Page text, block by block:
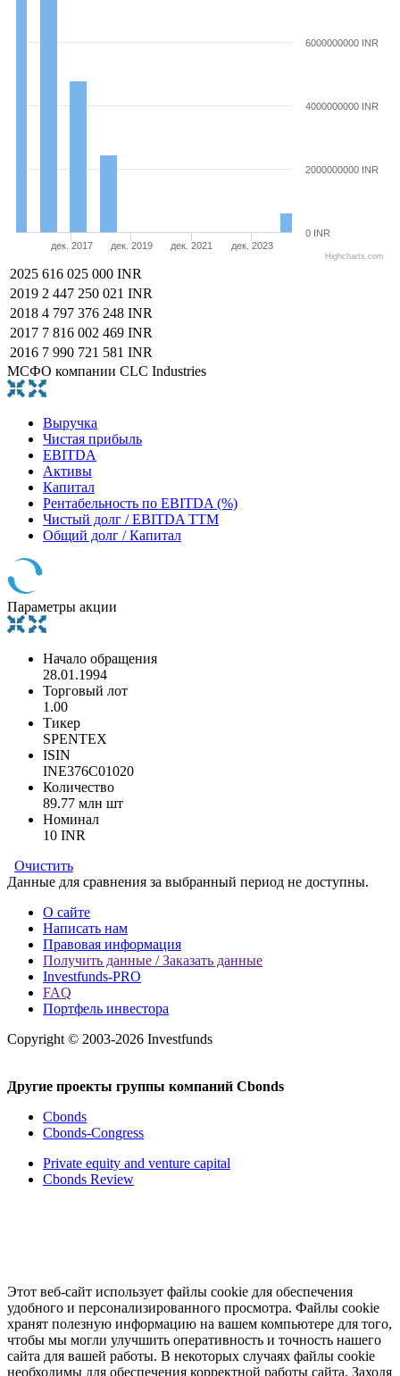
дек. 2017 дек. 2019 дек. 2021 дек. 2023
0 INR
2000000000 INR
4000000000 INR
6000000000 INR
Highcharts.com
2025 616 025 000 INR
2019 2 447 250 021 INR
2018 4 797 376 248 INR
2017 7 816 002 469 INR
2016 7 990 721 581 INR
МСФО компании CLC Industries
Выручка
Чистая прибыль
EBITDA
Активы
Капитал
Рентабельность по EBITDA (%)
Чистый долг / EBITDA TTM
Общий долг / Капитал
Параметры акции
Начало обращения
28.01.1994
Торговый лот
1.00
Тикер
SPENTEX
ISIN
INE376C01020
Количество
89.77 млн шт
Номинал
10 INR
Очистить
Данные для сравнения за выбранный период не доступны.
О сайте
Написать нам
Правовая информация
Получить данные / Заказать данные
Investfunds-PRO
FAQ
Портфель инвестора
Copyright © 2003-2026 Investfunds
Другие проекты группы компаний Cbonds
Cbonds
Cbonds-Congress
Private equity and venture capital
Cbonds Review
Этот веб-сайт использует файлы cookie для обеспечения
удобного и персонализированного просмотра. Файлы cookie
хранят полезную информацию на вашем компьютере для того,
чтобы мы могли улучшить оперативность и точность нашего
сайта для вашей работы. В некоторых случаях файлы cookie
необходимы для обеспечения корректной работы сайта. Заходя